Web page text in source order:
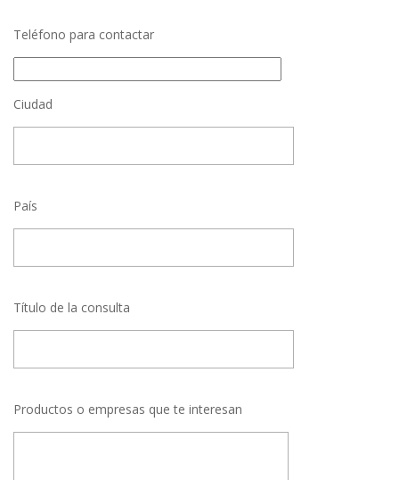
Teléfono para contactar
Ciudad
País
Título de la consulta
Productos o empresas que te interesan